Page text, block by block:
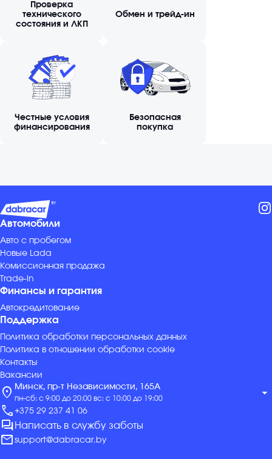
Проверка
технического
состояния и ЛКП
Обмен и трейд-ин
Честные условия
финансирования
Безопасная
покупка
Автомобили
Авто с пробегом
Новые Lada
Комиссионная продажа
Trade-in
Финансы и гарантия
Автокредитование
Поддержка
Политика обработки персональных данных
Политика в отношении обработки cookie
Контакты
Вакансии
location_on Минск, пр-т Независимости, 165А
пн-сб: с 9:00 до 20:00 вс: с 10:00 до 19:00
arrow_drop_down
call +375 29 237 41 06
forum Написать в службу заботы
mail support@dabracar.by